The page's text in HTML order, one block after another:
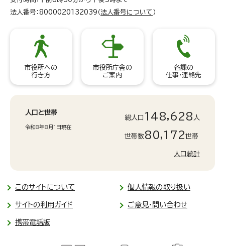
法人番号：8000020132039（ 法人番号について ）
市役所への
行き方
市役所庁舎の
ご案内
各課の
仕事・連絡先
人口と世帯
令和8年8月1日現在
総人口 148,628 人
世帯数80,172世帯
人口統計
このサイトについて 個人情報の取り扱い
サイトの利用ガイド ご意見・問い合わせ
携帯電話版